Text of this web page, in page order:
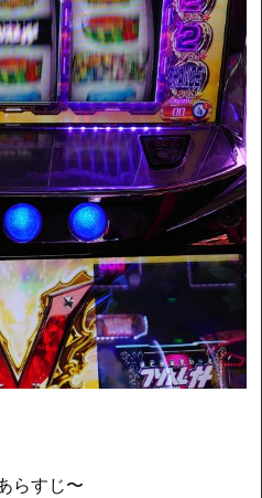
じ〜